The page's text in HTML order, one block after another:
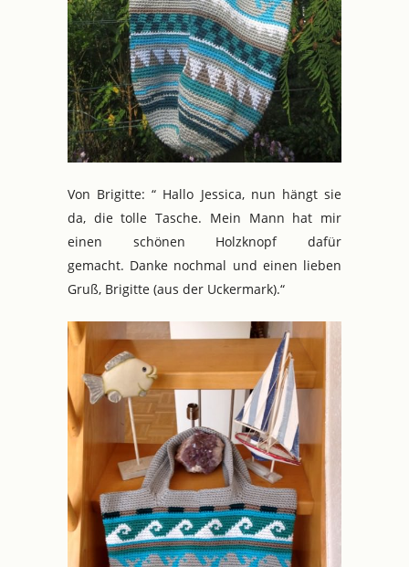
Von Brigitte: “ Hallo Jessica, nun hängt sie
da, die tolle Tasche. Mein Mann hat mir
einen schönen Holzknopf dafür
gemacht. Danke nochmal und einen lieben
Gruß, Brigitte (aus der Uckermark).“